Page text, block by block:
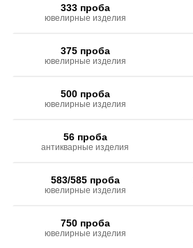
333 проба
ювелирные изделия
375 проба
ювелирные изделия
500 проба
ювелирные изделия
56 проба
антикварные изделия
583/585 проба
ювелирные изделия
750 проба
ювелирные изделия